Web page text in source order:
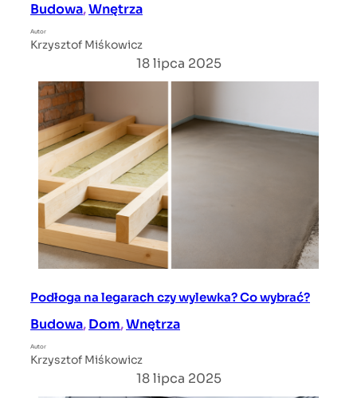
Budowa, Wnętrza
Autor
Krzysztof Miśkowicz
18 lipca 2025
Podłoga na legarach czy wylewka? Co wybrać?
Budowa, Dom, Wnętrza
Autor
Krzysztof Miśkowicz
18 lipca 2025